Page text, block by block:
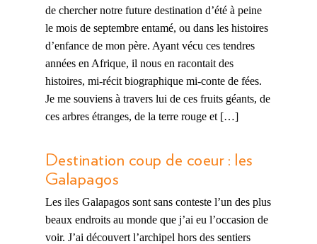
de chercher notre future destination d’été à peine
le mois de septembre entamé, ou dans les histoires
d’enfance de mon père. Ayant vécu ces tendres
années en Afrique, il nous en racontait des
histoires, mi-récit biographique mi-conte de fées.
Je me souviens à travers lui de ces fruits géants, de
ces arbres étranges, de la terre rouge et […]
Destination coup de coeur : les
Galapagos
Les iles Galapagos sont sans conteste l’un des plus
beaux endroits au monde que j’ai eu l’occasion de
voir. J’ai découvert l’archipel hors des sentiers